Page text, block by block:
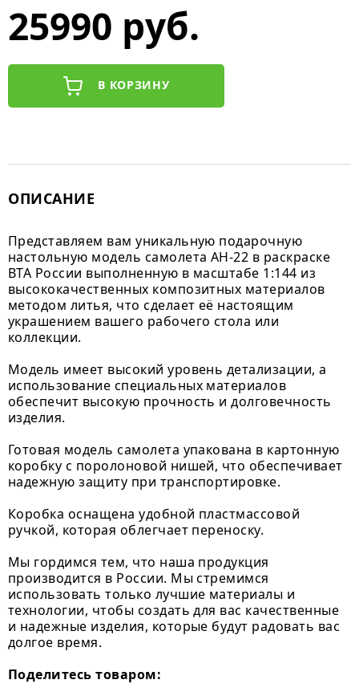
25990 руб.
В КОРЗИНУ
ОПИСАНИЕ
Представляем вам уникальную подарочную
настольную модель самолета АН-22 в раскраске
ВТА России выполненную в масштабе 1:144 из
высококачественных композитных материалов
методом литья, что сделает её настоящим
украшением вашего рабочего стола или
коллекции.
Модель имеет высокий уровень детализации, а
использование специальных материалов
обеспечит высокую прочность и долговечность
изделия.
Готовая модель самолета упакована в картонную
коробку с поролоновой нишей, что обеспечивает
надежную защиту при транспортировке.
Коробка оснащена удобной пластмассовой
ручкой, которая облегчает переноску.
Мы гордимся тем, что наша продукция
производится в России. Мы стремимся
использовать только лучшие материалы и
технологии, чтобы создать для вас качественные
и надежные изделия, которые будут радовать вас
долгое время.
Поделитесь товаром: